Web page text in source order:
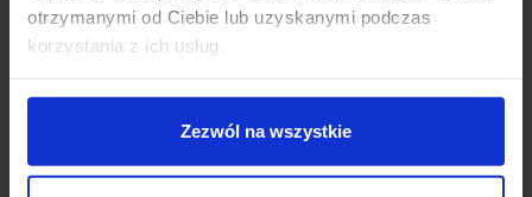
otrzymanymi od Ciebie lub uzyskanymi podczas
korzystania z ich usług.
Zezwól na wszystkie
Metody płatności